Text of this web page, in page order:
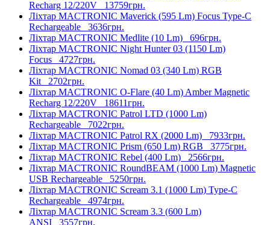
Recharg 12/220V 13759грн.
Ліхтар MACTRONIC Maverick (595 Lm) Focus Type-C
Rechargeable 3636грн.
Ліхтар MACTRONIC Medlite (10 Lm) 696грн.
Ліхтар MACTRONIC Night Hunter 03 (1150 Lm)
Focus 4727грн.
Ліхтар MACTRONIC Nomad 03 (340 Lm) RGB
Kit 2702грн.
Ліхтар MACTRONIC O-Flare (40 Lm) Amber Magnetic
Recharg 12/220V 18611грн.
Ліхтар MACTRONIC Patrol LTD (1000 Lm)
Rechargeable 7022грн.
Ліхтар MACTRONIC Patrol RX (2000 Lm) 7933грн.
Ліхтар MACTRONIC Prism (650 Lm) RGB 3775грн.
Ліхтар MACTRONIC Rebel (400 Lm) 2566грн.
Ліхтар MACTRONIC RoundBEAM (1000 Lm) Magnetic
USB Rechargeable 5250грн.
Ліхтар MACTRONIC Scream 3.1 (1000 Lm) Type-C
Rechargeable 4974грн.
Ліхтар MACTRONIC Scream 3.3 (600 Lm)
ANSI 3557грн.